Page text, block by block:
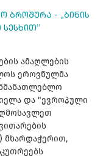
ᲑᲠᲝᲨᲣᲠᲐ - „ᲑᲘᲜᲘᲡ
ამაღლების
ეროვნულმა
და "ევროპული
მხარდაჭერით,